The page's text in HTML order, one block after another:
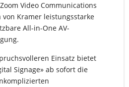
Video Communications
Kramer leistungsstarke
All-in-One AV-
Einsatz bietet
Signage» ab sofort die